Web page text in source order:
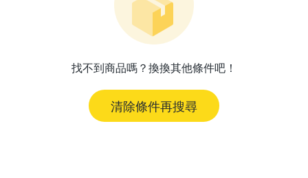
找不到商品嗎？換換其他條件吧！
清除條件再搜尋